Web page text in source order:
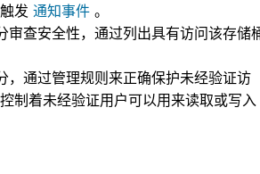
发 通知事件 。
审查安全性，通过列出具有访问该存储
，通过管理规则来正确保护未经验证访
制着未经验证用户可以用来读取或写入